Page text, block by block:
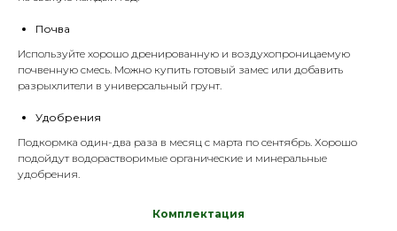
Почва
Используйте хорошо дренированную и воздухопроницаемую
почвенную смесь. Можно купить готовый замес или добавить
разрыхлители в универсальный грунт.
Удобрения
Подкормка один-два раза в месяц с марта по сентябрь. Хорошо
подойдут водорастворимые органические и минеральные
удобрения
Комплектация